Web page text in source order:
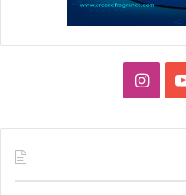
يوتيوبانستقرام